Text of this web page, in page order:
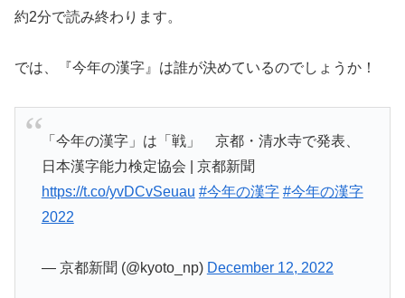
約2分で読み終わります。
では、『今年の漢字』は誰が決めているのでしょうか！
「今年の漢字」は「戦」 京都・清水寺で発表、
日本漢字能力検定協会 | 京都新聞
https://t.co/yvDCvSeuau #今年の漢字 #今年の漢字
2022
— 京都新聞 (@kyoto_np) December 12, 2022